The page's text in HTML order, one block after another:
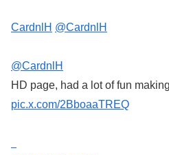
CardnlH @CardnlH
@CardnlH
HD page, had a lot of fun
pic.x.com/2BboaaTREQ